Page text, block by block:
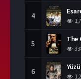
4
5 The
6